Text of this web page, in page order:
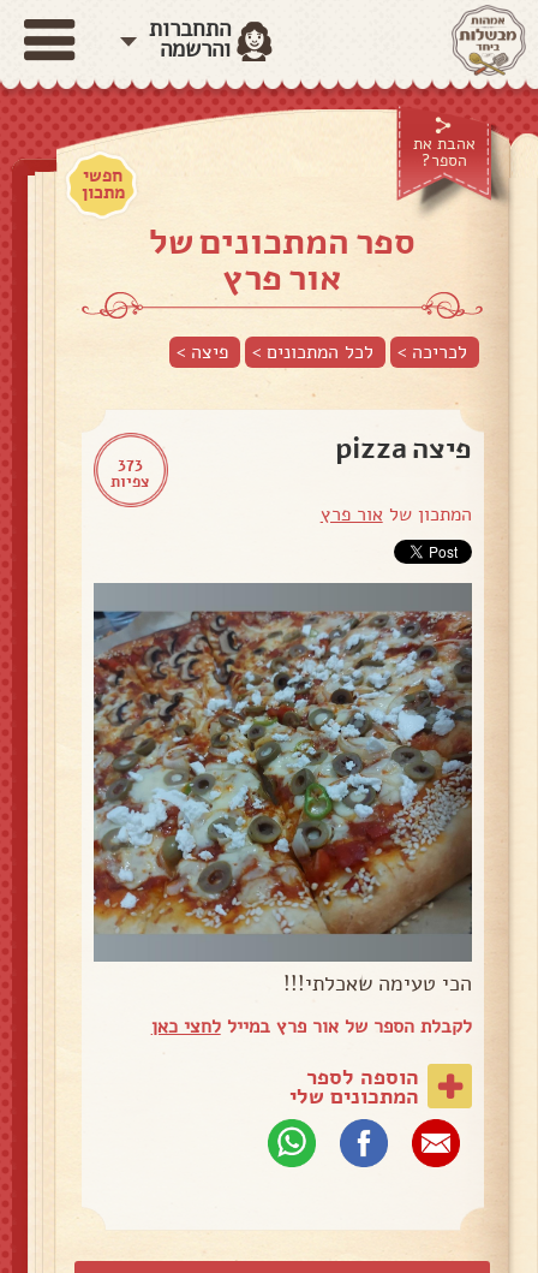
התחברות
והרשמה
אהבת את
הספר?
חפשי
מתכון
ספר המתכונים של
אור פרץ
לכריכה > לכל המתכונים > פיצה >
373
צפיות
פיצה pizza
המתכון של אור פרץ
הכי טעימה שאכלתי!!!
לקבלת הספר של אור פרץ במייללחצי כאן
הוספה לספר
המתכונים שלי